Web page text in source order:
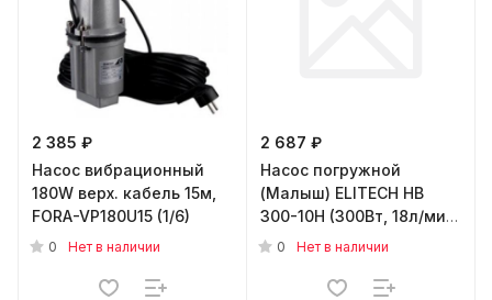
2 385 ₽
Насос вибрационный
180W верх. кабель 15м,
FORA-VP180U15 (1/6)
0 Нет в наличии
2 687 ₽
Насос погружной
(Малыш) ELITECH НВ
300-10Н (300Вт, 18л/мин,
нижний. забор, Н-70м,
0 Нет в наличии